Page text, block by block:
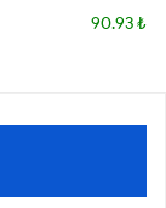
90.93 ₺